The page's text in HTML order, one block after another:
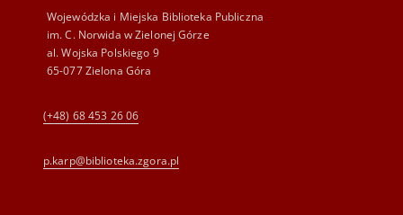
Wojewódzka i Miejska Biblioteka Publiczna
im. C. Norwida w Zielonej Górze
al. Wojska Polskiego 9
65-077 Zielona Góra
(+48) 68 453 26 06
p.karp@biblioteka.zgora.pl